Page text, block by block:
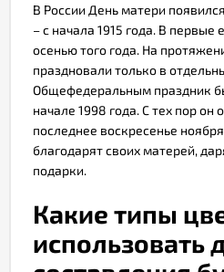
В России День матери
– с начала 1915 года. В первые
осенью того года. На
праздновали только в
Общефедеральным праздник
начале 1998 года. С тех пор он
последнее воскресенье
благодарят своих матерей,
подарки.
Какие типы
использовать